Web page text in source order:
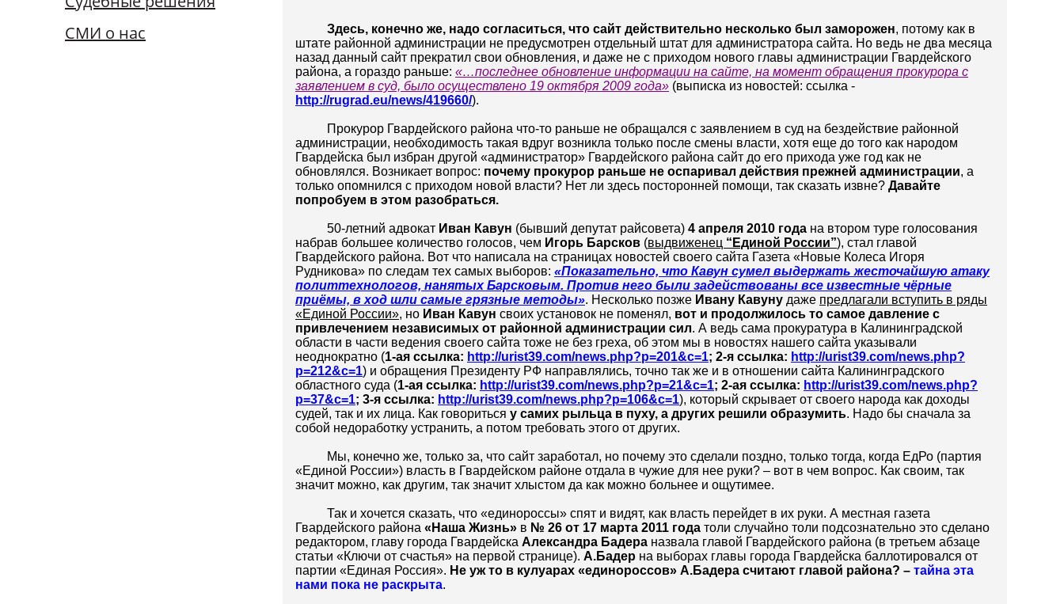
СМИ о нас
Здесь, конечно же, надо согласиться, что сайт действительно несколько был заморожен, потому как в
штате районной администрации не предусмотрен отдельный штат для администратора сайта. Но ведь не два месяца
назад данный сайт прекратил свои обновления, и даже не с приходом нового главы администрации Гвардейского
района, а гораздо раньше: «…последнее обновление информации на сайте, на момент обращения прокурора с
заявлением в суд, было осуществлено 19 октября 2009 года» (выписка из новостей: ссылка -
http://rugrad.eu/news/419660/).
Прокурор Гвардейского района что-то раньше не обращался с заявлением в суд на бездействие районной
администрации, необходимость такая вдруг возникла только после смены власти, хотя еще до того как народом
Гвардейска был избран другой «администратор» Гвардейского района сайт до его прихода уже год как не
обновлялся. Возникает вопрос: почему прокурор раньше не оспаривал действия прежней администрации, а
только опомнился с приходом новой власти? Нет ли здесь посторонней помощи, так сказать извне? Давайте
попробуем в этом разобраться.
50-летний адвокат Иван Кавун (бывший депутат райсовета) 4 апреля 2010 года на втором туре голосования
набрав большее количество голосов, чем Игорь Барсков (выдвиженец “Единой России”), стал главой
Гвардейского района. Вот что написала на страницах новостей своего сайта Газета «Новые Колеса Игоря
Рудникова» по следам тех самых выборов: «Показательно, что Кавун сумел выдержать жесточайшую атаку
политтехнологов, нанятых Барсковым. Против него были задействованы все известные чёрные
приёмы, в ход шли самые грязные методы». Несколько позже Ивану Кавуну даже предлагали вступить в ряды
«Единой России», но Иван Кавун своих установок не поменял, вот и продолжилось то самое давление с
привлечением независимых от районной администрации сил. А ведь сама прокуратура в Калининградской
области в части ведения своего сайта тоже не без греха, об этом мы в новостях нашего сайта указывали
неоднократно (1-ая ссылка: http://urist39.com/news.php?p=201&c=1; 2-я ссылка: http://urist39.com/news.php?
p=212&c=1) и обращения Президенту РФ направлялись, точно так же и в отношении сайта Калининградского
областного суда (1-ая ссылка: http://urist39.com/news.php?p=21&c=1; 2-ая ссылка: http://urist39.com/news.php?
p=37&c=1; 3-я ссылка: http://urist39.com/news.php?p=106&c=1), который скрывает от своего народа как доходы
судей, так и их лица. Как говориться у самих рыльца в пуху, а других решили образумить. Надо бы сначала за
собой недоработку устранить, а потом требовать этого от других.
Мы, конечно же, только за, что сайт заработал, но почему это сделали поздно, только тогда, когда ЕдРо (партия
«Единой России») власть в Гвардейском районе отдала в чужие для нее руки? – вот в чем вопрос. Как своим, так
значит можно, как другим, так значит хлыстом да как можно больнее и ощутимее.
Так и хочется сказать, что «единороссы» спят и видят, как власть перейдет в их руки. А местная газета
Гвардейского района «Наша Жизнь» в № 26 от 17 марта 2011 года толи случайно толи подсознательно это сделано
редактором, главу города Гвардейска Александра Бадера назвала главой Гвардейского района (в третьем абзаце
статьи «Ключи от счастья» на первой странице). А.Бадер на выборах главы города Гвардейска баллотировался от
партии «Единая Россия». Не уж то в кулуарах «единороссов» А.Бадера считают главой района? – тайна эта
нами пока не раскрыта.